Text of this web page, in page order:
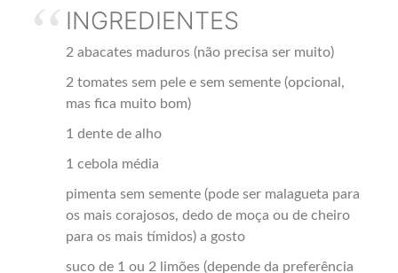
INGREDIENTES
2 abacates maduros (não precisa ser muito)
2 tomates sem pele e sem semente (opcional,
mas fica muito bom)
1 dente de alho
1 cebola média
pimenta sem semente (pode ser malagueta para
os mais corajosos, dedo de moça ou de cheiro
para os mais tímidos) a gosto
suco de 1 ou 2 limões (depende da preferência